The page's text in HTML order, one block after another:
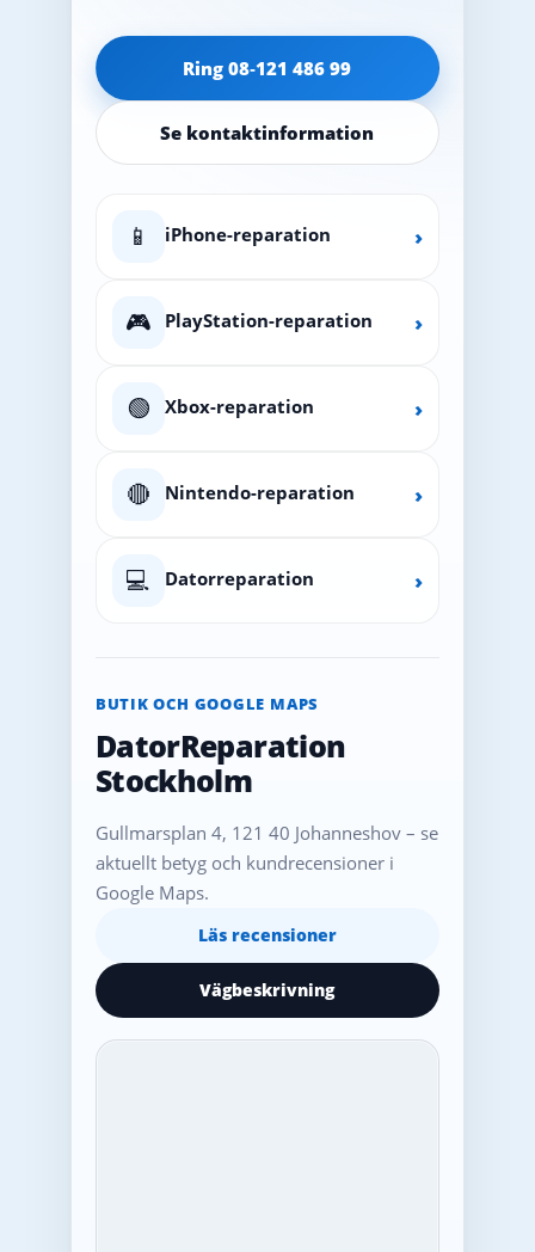
Ring 08‑121 486 99
Se kontaktinformation
📱 iPhone-reparation ›
🎮 PlayStation-reparation ›
🟢 Xbox-reparation ›
🔴 Nintendo-reparation ›
💻 Datorreparation ›
BUTIK OCH GOOGLE MAPS
DatorReparation
Stockholm
Gullmarsplan 4, 121 40 Johanneshov – se
aktuellt betyg och kundrecensioner i
Google Maps.
Läs recensioner
Vägbeskrivning